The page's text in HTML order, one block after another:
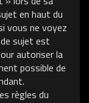
en haut du
vous ne voyez
sujet est
autoriser la
possible de
règles du